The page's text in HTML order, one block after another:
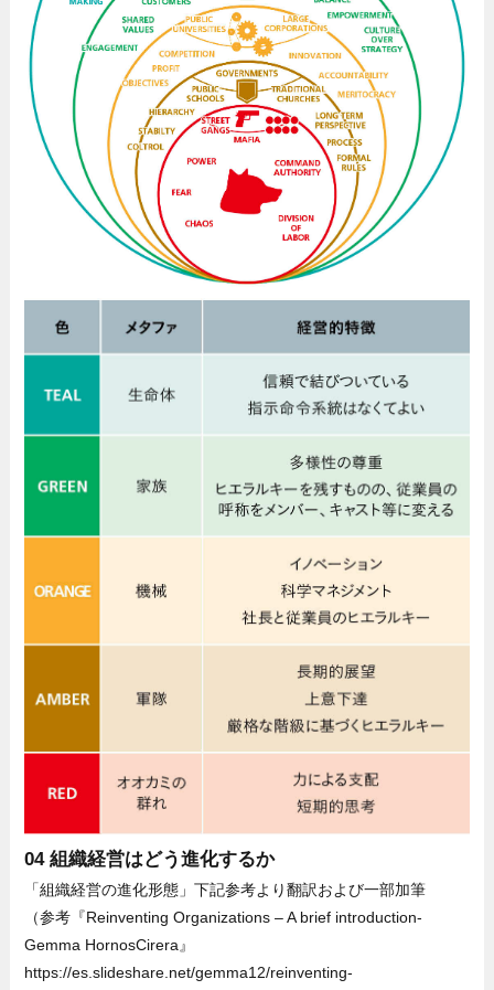
04 組織経営はどう進化するか
「組織経営の進化形態」下記参考より翻訳および一部加筆
（参考『Reinventing Organizations – A brief introduction-
Gemma HornosCirera』
https://es.slideshare.net/gemma12/reinventing-